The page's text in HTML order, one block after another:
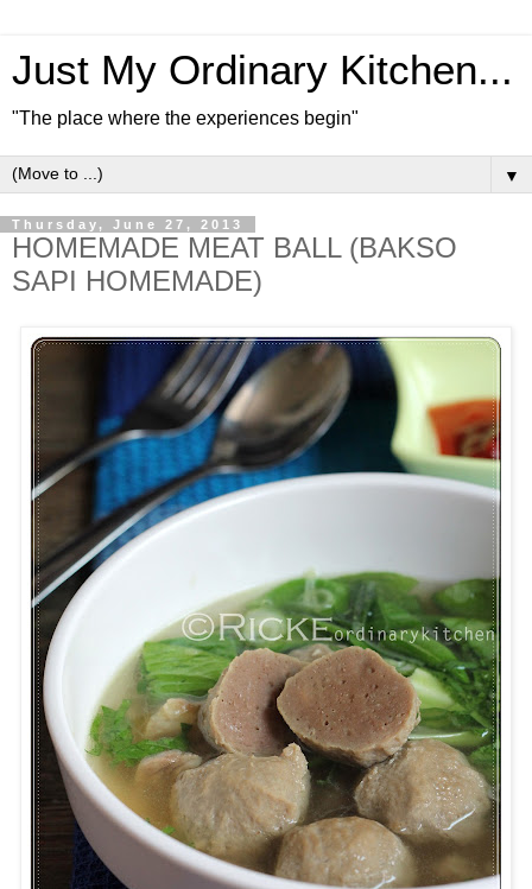
Just My Ordinary Kitchen...
"The place where the experiences begin"
▼
Thursday, June 27, 2013
HOMEMADE MEAT BALL (BAKSO
SAPI HOMEMADE)